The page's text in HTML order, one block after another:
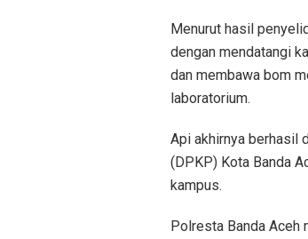
Menurut hasil
dengan mendatangi
dan membawa bom
laboratorium.
Api akhirnya berhasil
(DPKP) Kota Banda
kampus.
Polresta Banda Aceh